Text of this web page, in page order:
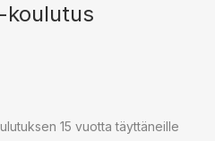
koulutus
15 vuotta täyttäneille